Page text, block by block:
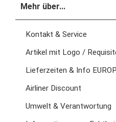
Mehr über...
Kontakt & Service
Artikel mit Logo /
Lieferzeiten & Info
Airliner Discount
Umwelt & Verantwortung